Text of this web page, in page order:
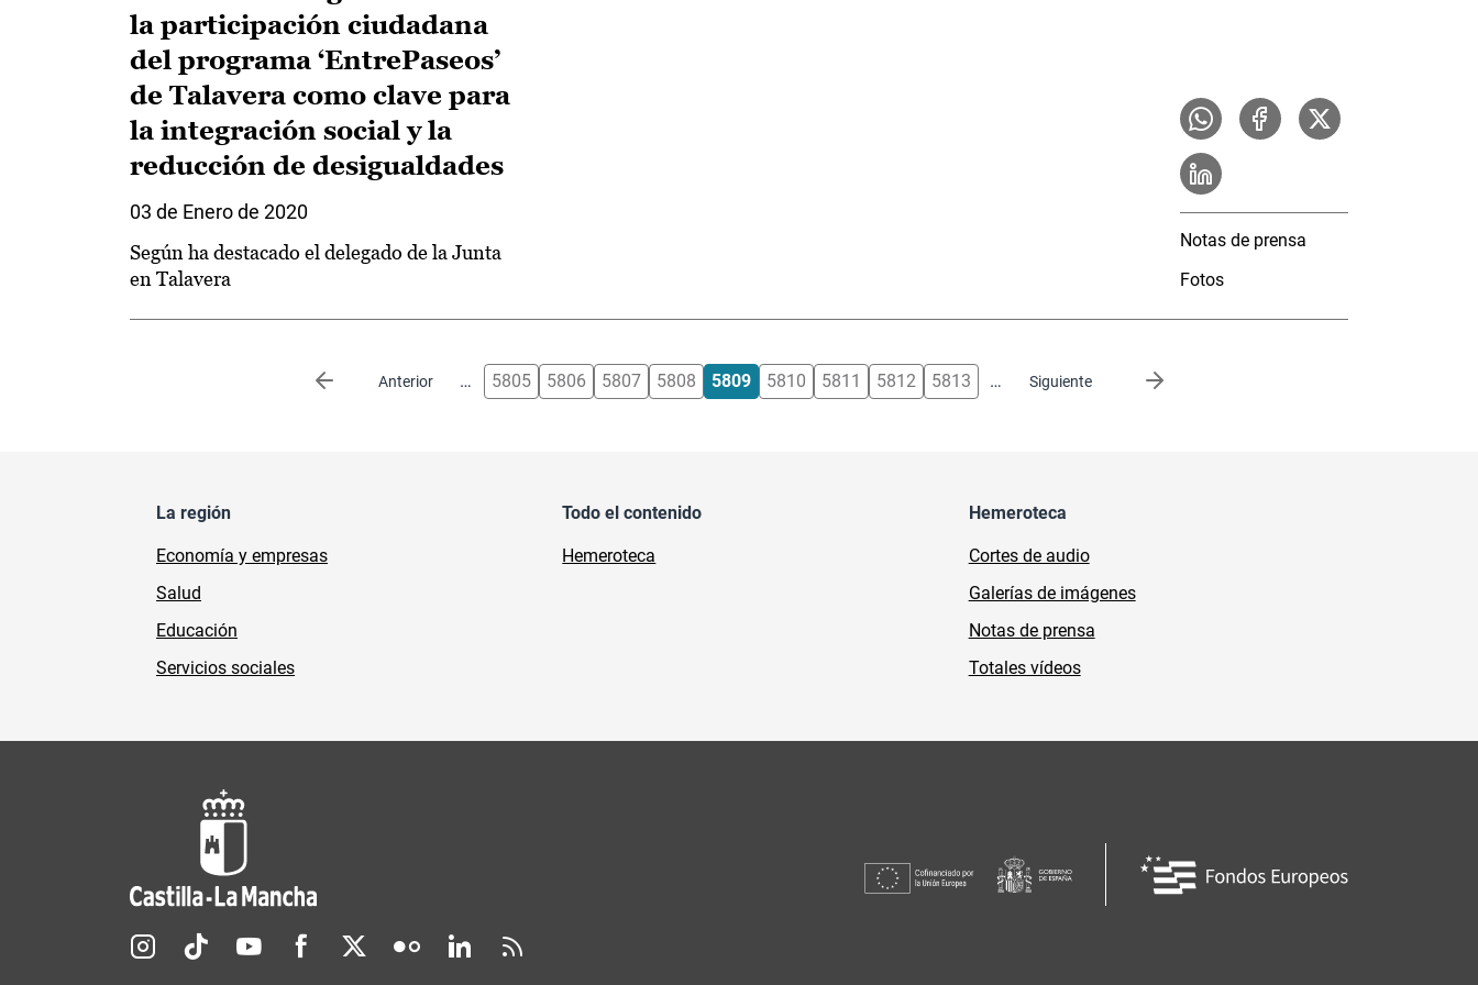
la participación ciudadana
del programa ‘EntrePaseos’
de Talavera como clave para
la integración social y la
reducción de desigualdades
03 de Enero de 2020
Según ha destacado el delegado de la Junta
en Talavera
Notas de prensa
Fotos
Anterior
Página anterior … 5805 5806 5807 5808 5809 5810 5811 5812 5813 … Siguiente
Siguiente página
La región
Economía y empresas
Salud
Educación
Servicios sociales
Todo el contenido
Hemeroteca
Hemeroteca
Cortes de audio
Galerías de imágenes
Notas de prensa
Totales vídeos
Redes sociales JCCM